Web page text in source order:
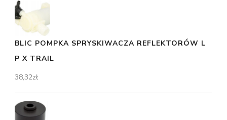
BLIC POMPKA SPRYSKIWACZA REFLEKTORÓW L
P X TRAIL
38,32zł